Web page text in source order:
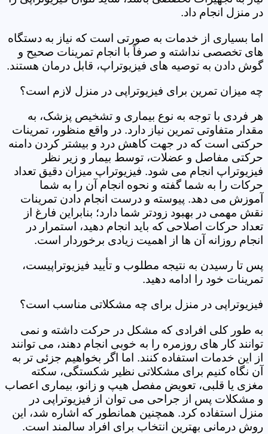
در منزل انجام داد.
اما بسیاری از خدمات به صورتی است که نیاز به دستگاه
های تخصصی نداشته و صرفاً با انجام تمرینات صحیح و
گوش دادن به توصیه های فیزیوتراپ، قابل درمان هستند.
چه میزان تمرین برای فیزیوتراپی در منزل لازم است؟
هر فردی با توجه به نوع بیماری و تشخیص پزشک، به
مقدار متفاوتی تمرین نیاز دارد. در واقع منظور، تمرینات
حرکتی است که در جهت کاهش درد و بیشتر کردن دامنه
حرکتی مفاصل و عضلات، توسط بیمار و زیر نظر
فیزیوتراپ انجام می شود. فیزیوتراپ میزان دقیق تعداد
حرکات را به شما گفته و نحوه انجام آن را به شما
آموزش می دهد. پیوسته و درست انجام دادن تمرینات
نقش مهمی در بهبود زودتر شما دارد؛ بنابراین فارغ از
تعداد حرکات اصلاحی که باید انجام دهید، استمرار در
انجام روزانه آن ها از اهمیت زیادی برخوردار است.
پس تا رسیدن به نتیجه مطلوب و تأیید فیزیوتراپیست،
تمرینات خود را ادامه دهید.
فیزیوتراپی در منزل برای چه مشکلاتی مناسب است؟
به طور کلی افرادی که مشکل در حرکت داشته و نمی
توانند کار های روزمره را به خوبی انجام دهند، می توانند
از این خدمات استفاده کنند. اما اگر بخواهیم جزئی تر به
آن نگاه کنیم برای مشکلاتی نظیر شکستگی، سکته
مغزی یا قلبی، تعویض مفصل هیپ و زانو، بیماری اعصاب
و مشکلات پس از جراحی می توان از فیزیوتراپی در
منزل استفاده کرد. همچنین همانطور که اشاره شد، این
روش درمانی بهترین انتخاب برای افراد سالمند است.